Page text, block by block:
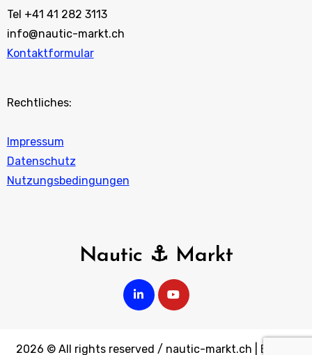
Tel +41 41 282 3113
info@nautic-markt.ch
Kontaktformular
Rechtliches:
Impressum
Datenschutz
Nutzungsbedingungen
Nautic ⚓ Markt
2026 © All rights reserved / nautic-markt.ch Blogus